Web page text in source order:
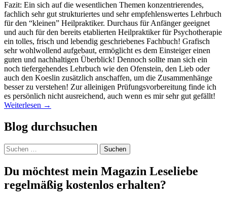
Fazit: Ein sich auf die wesentlichen Themen konzentrierendes,
fachlich sehr gut strukturiertes und sehr empfehlenswertes Lehrbuch
für den “kleinen” Heilpraktiker. Durchaus für Anfänger geeignet
und auch für den bereits etablierten Heilpraktiker für Psychotherapie
ein tolles, frisch und lebendig geschriebenes Fachbuch! Grafisch
sehr wohlwollend aufgebaut, ermöglicht es dem Einsteiger einen
guten und nachhaltigen Überblick! Dennoch sollte man sich ein
noch tiefergehendes Lehrbuch wie den Ofenstein, den Lieb oder
auch den Koeslin zusätzlich anschaffen, um die Zusammenhänge
besser zu verstehen! Zur alleinigen Prüfungsvorbereitung finde ich
es persönlich nicht ausreichend, auch wenn es mir sehr gut gefällt!
Weiterlesen →
Blog durchsuchen
Suchen
nach:
Du möchtest mein Magazin Leseliebe
regelmäßig kostenlos erhalten?